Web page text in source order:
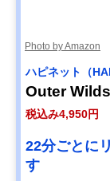
Photo by Amazon
ハピネット（
Outer
税込み4,950円
22分ごとに
す